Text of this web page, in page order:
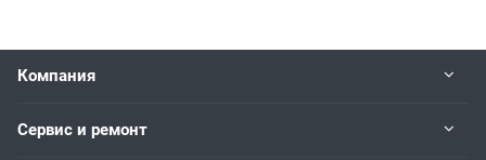
Компания
Сервис и ремонт